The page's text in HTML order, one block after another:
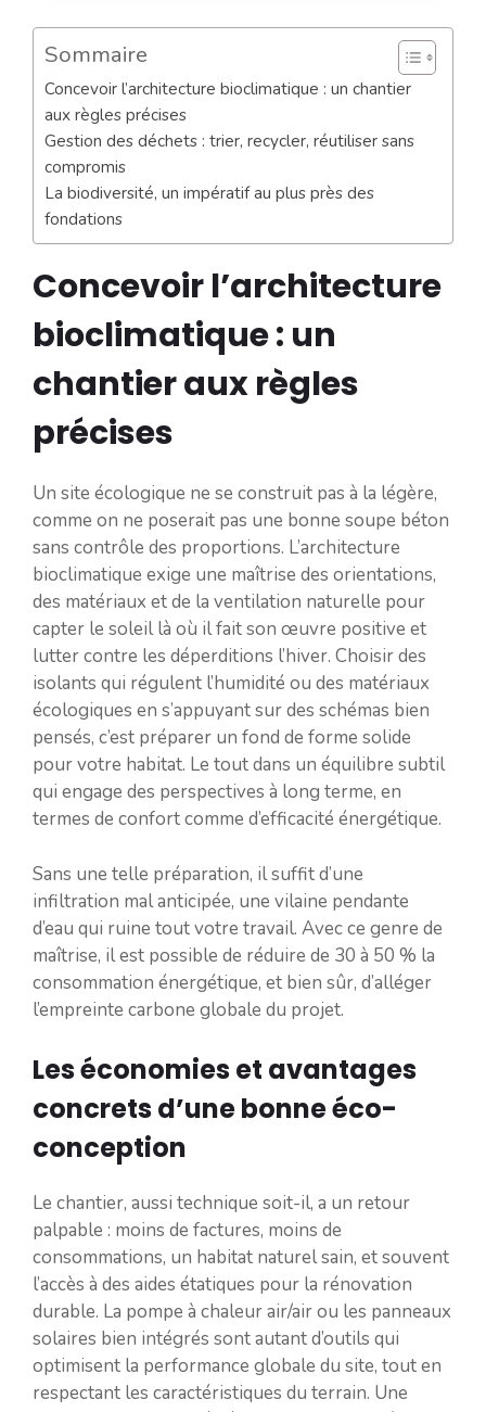
Sommaire
Concevoir l’architecture bioclimatique : un chantier
aux règles précises
Gestion des déchets : trier, recycler, réutiliser sans
compromis
La biodiversité, un impératif au plus près des
fondations
Concevoir l’architecture
bioclimatique : un
chantier aux règles
précises
Un site écologique ne se construit pas à la légère,
comme on ne poserait pas une bonne soupe béton
sans contrôle des proportions. L’architecture
bioclimatique exige une maîtrise des orientations,
des matériaux et de la ventilation naturelle pour
capter le soleil là où il fait son œuvre positive et
lutter contre les déperditions l’hiver. Choisir des
isolants qui régulent l’humidité ou des matériaux
écologiques en s’appuyant sur des schémas bien
pensés, c’est préparer un fond de forme solide
pour votre habitat. Le tout dans un équilibre subtil
qui engage des perspectives à long terme, en
termes de confort comme d’efficacité énergétique.
Sans une telle préparation, il suffit d’une
infiltration mal anticipée, une vilaine pendante
d’eau qui ruine tout votre travail. Avec ce genre de
maîtrise, il est possible de réduire de 30 à 50 % la
consommation énergétique, et bien sûr, d’alléger
l’empreinte carbone globale du projet.
Les économies et avantages
concrets d’une bonne éco-
conception
Le chantier, aussi technique soit-il, a un retour
palpable : moins de factures, moins de
consommations, un habitat naturel sain, et souvent
l’accès à des aides étatiques pour la rénovation
durable. La pompe à chaleur air/air ou les panneaux
solaires bien intégrés sont autant d’outils qui
optimisent la performance globale du site, tout en
respectant les caractéristiques du terrain. Une